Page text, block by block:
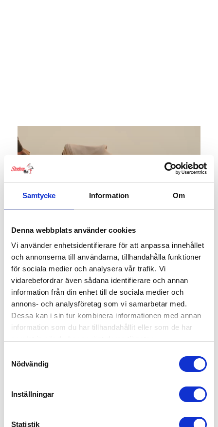
Samtycke Information Om
Denna webbplats använder cookies
Vi använder enhetsidentifierare för att anpassa innehållet
och annonserna till användarna, tillhandahålla funktioner
för sociala medier och analysera vår trafik. Vi
vidarebefordrar även sådana identifierare och annan
information från din enhet till de sociala medier och
annons- och analysföretag som vi samarbetar med.
Dessa kan i sin tur kombinera informationen med annan
information som du har tillhandahållit eller som de har
Nödvändig
Inställningar
Statistik